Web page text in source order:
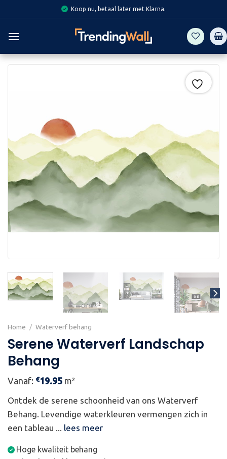
to
content
Koop nu, betaal later met Klarna.
Home / Waterverf behang
Serene Waterverf Landschap
Behang
Vanaf: €19.95 m²
Ontdek de serene schoonheid van ons Waterverf
Behang. Levendige waterkleuren vermengen zich in
een tableau ... lees meer
Hoge kwaliteit behang